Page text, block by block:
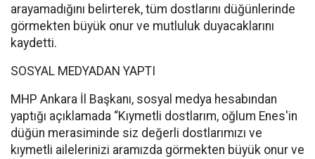
arayamadığını belirterek, tüm dostlarını düğünlerinde
görmekten büyük onur ve mutluluk duyacaklarını
kaydetti.
SOSYAL MEDYADAN YAPTI
MHP Ankara İl Başkanı, sosyal medya hesabından
yaptığı açıklamada “Kıymetli dostlarım, oğlum Enes'in
düğün merasiminde siz değerli dostlarımızı ve
kıymetli ailelerinizi aramızda görmekten büyük onur ve